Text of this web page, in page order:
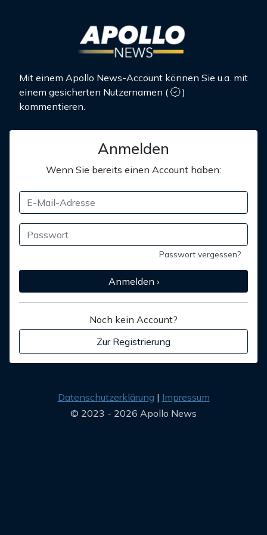
Mit einem Apollo News-Account können Sie u.a. mit
einem gesicherten Nutzernamen (
)
kommentieren.
Anmelden
Wenn Sie bereits einen Account haben:
Passwort vergessen?
Anmelden ›
Noch kein Account?
Zur Registrierung
Datenschutzerklärung
Impressum
© 2023 - 2026 Apollo News